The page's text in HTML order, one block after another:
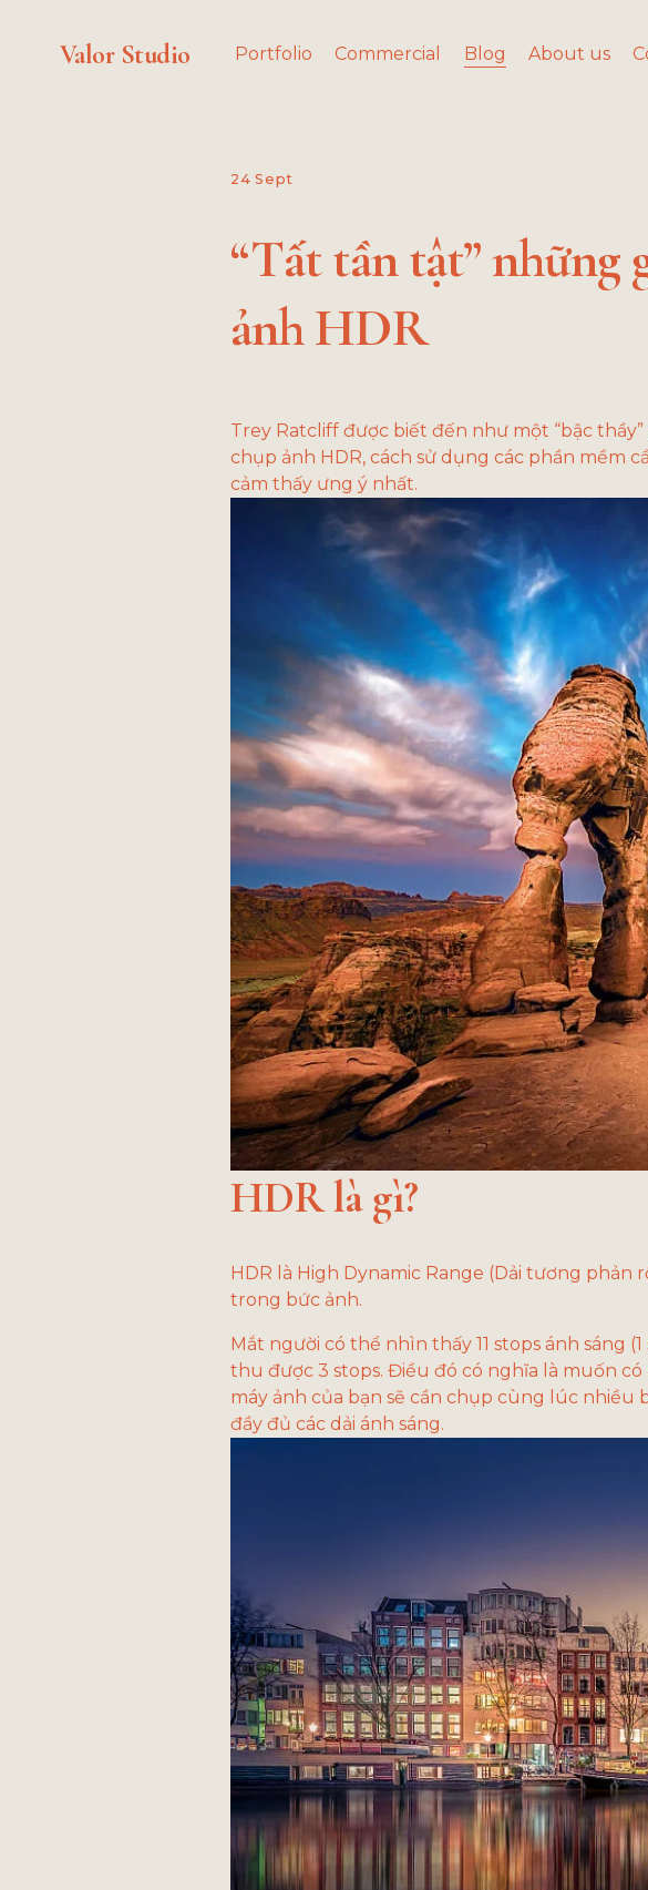
Valor Studio Portfolio Commercial Blog About us
“Tất tần tật” những
ảnh HDR
24 Sept
Trey Ratcliff được biết đến như một “bậc
chụp ảnh HDR, cách sử dụng các phần mềm
cảm thấy ưng ý nhất.
HDR là gì?
HDR là High Dynamic Range (Dải tương phản
trong bức ảnh.
Mắt người có thể nhìn thấy 11 stops ánh sáng
thu được 3 stops. Điều đó có nghĩa là muốn
máy ảnh của bạn sẽ cần chụp cùng lúc
đầy đủ các dải ánh sáng.